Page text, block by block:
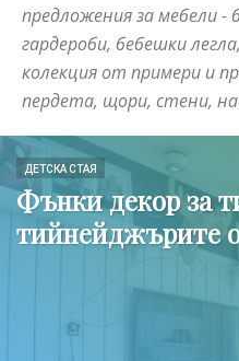
предложения за мебели -
гардероби, бебешки
колекция от примери и
пердета, щори, стени,
ДЕТСКА СТАЯ
Фънки декор за
тийнейджърите